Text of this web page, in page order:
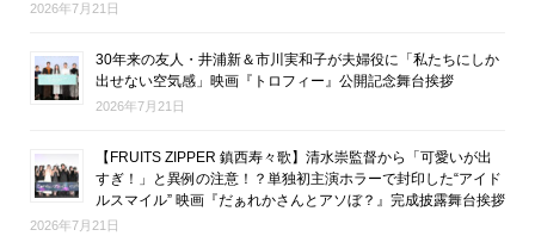
2026年7月21日
30年来の友人・井浦新＆市川実和子が夫婦役に「私たちにしか
出せない空気感」映画『トロフィー』公開記念舞台挨拶
2026年7月21日
【FRUITS ZIPPER 鎮西寿々歌】清水崇監督から「可愛いが出
すぎ！」と異例の注意！？単独初主演ホラーで封印した“アイド
ルスマイル” 映画『だぁれかさんとアソぼ？』完成披露舞台挨拶
2026年7月21日